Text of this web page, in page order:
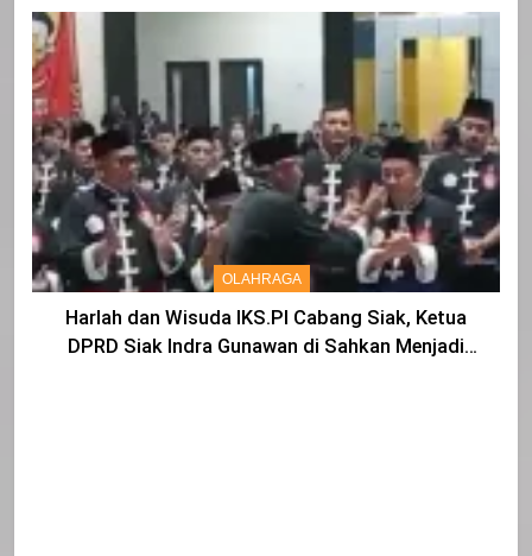
OLAHRAGA
Harlah dan Wisuda IKS.PI Cabang Siak, Ketua
DPRD Siak Indra Gunawan di Sahkan Menjadi